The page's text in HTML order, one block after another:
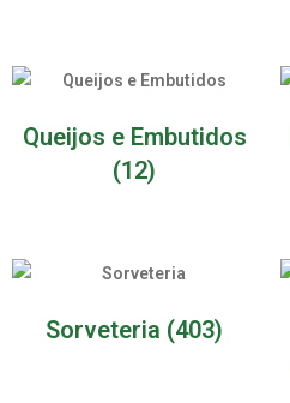
Queijos e Embutidos
(12)
Sorveteria (403)